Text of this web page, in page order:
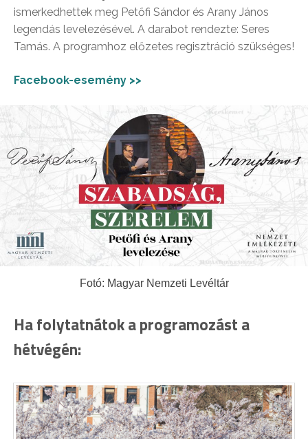
ismerkedhettek meg Petőfi Sándor és Arany János
legendás levelezésével. A darabot rendezte: Seres
Tamás. A programhoz előzetes regisztráció szükséges!
Facebook-esemény >>
Fotó: Magyar Nemzeti Levéltár
Ha folytatnátok a programozást a
hétvégén: